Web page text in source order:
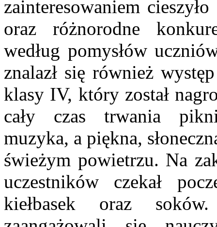
zainteresowaniem
oraz różnorodne
według pomysłów
znalazł się również
klasy IV, który został
cały czas trwania
muzyka, a piękna,
świeżym powietrzu. Na
uczestników czekał
kiełbasek oraz